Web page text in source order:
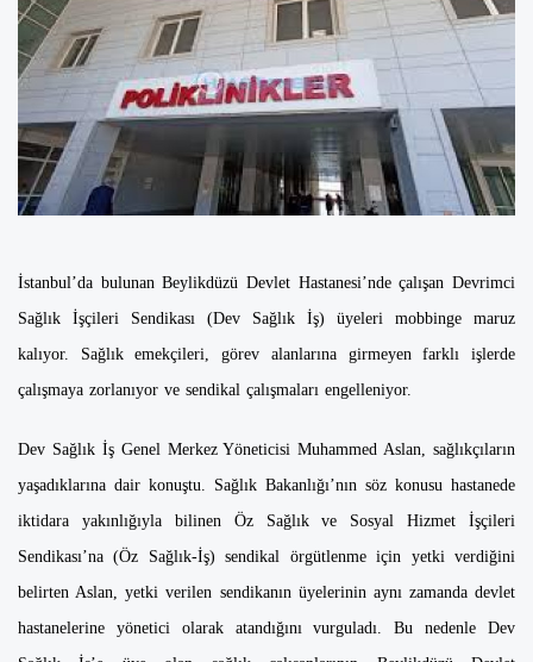
İstanbul’da bulunan Beylikdüzü Devlet Hastanesi’nde çalışan Devrimci
Sağlık İşçileri Sendikası (Dev Sağlık İş) üyeleri mobbinge maruz
kalıyor. Sağlık emekçileri, görev alanlarına girmeyen farklı işlerde
çalışmaya zorlanıyor ve sendikal çalışmaları engelleniyor.
Dev Sağlık İş Genel Merkez Yöneticisi Muhammed Aslan, sağlıkçıların
yaşadıklarına dair konuştu. Sağlık Bakanlığı’nın söz konusu hastanede
iktidara yakınlığıyla bilinen Öz Sağlık ve Sosyal Hizmet İşçileri
Sendikası’na (Öz Sağlık-İş) sendikal örgütlenme için yetki verdiğini
belirten Aslan, yetki verilen sendikanın üyelerinin aynı zamanda devlet
hastanelerine yönetici olarak atandığını vurguladı. Bu nedenle Dev